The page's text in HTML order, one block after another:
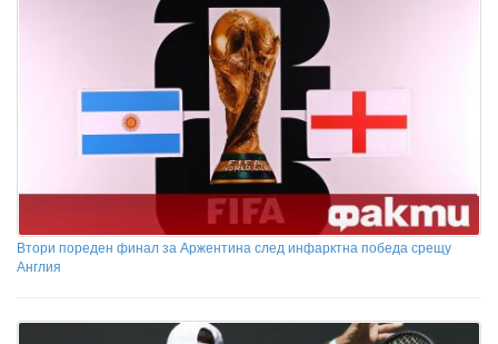
Втори пореден финал за Аржентина след инфарктна победа срещу
Англия